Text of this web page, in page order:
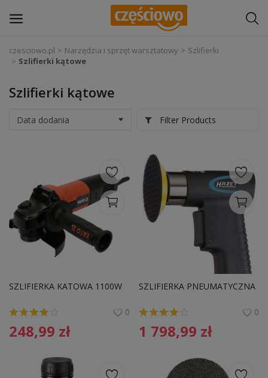
Zaloguj się
Zarejestruj
Wyposażenie i akcesoria samochodowe
Narzędzia i sprzęt warsztatowy
Chemia
Opony i felgi
Schowek
czesciowo.pl Narzędzia i sprzęt warsztatowy
Szlifierki
Szlifierki kątowe
Szlifierki kątowe
Filter Products
SZLIFIERKA KATOWA 1100W
0
248,99 zł
SZLIFIERKA PNEUMATYCZNA
0
1 798,99 zł